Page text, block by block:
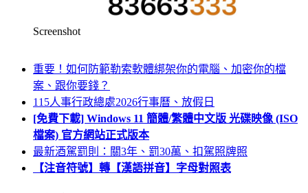
Screenshot
重要！如何防範勒索軟體綁架你的電腦、加密你的檔
案、跟你要錢？
115人事行政總處2026行事曆、放假日
[免費下載] Windows 11 簡體/繁體中文版 光碟映像 (ISO
檔案) 官方網站正式版本
最新酒駕罰則：關3年、罰30萬、扣駕照牌照
【注音符號】轉【漢語拼音】字母對照表